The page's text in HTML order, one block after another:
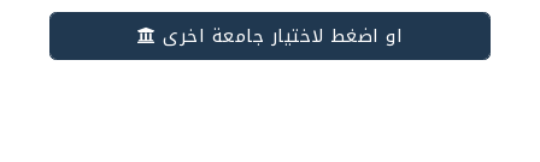
او اضغط لاختيار جامعة اخرى